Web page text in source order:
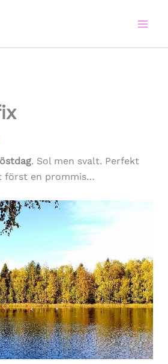
. Sol men svalt. Perfekt
först en prommis…